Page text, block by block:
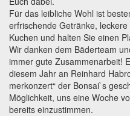
Für das leibliche Wohl ist
erfrischende Getränke,
Kuchen und halten Sie einen
Wir danken dem Bäderteam
immer gute Zusammenarbeit!
diesem Jahr an Reinhard
merkonzert“ der Bonsai`s
Möglichkeit, uns eine Woche
bereits einzustimmen.